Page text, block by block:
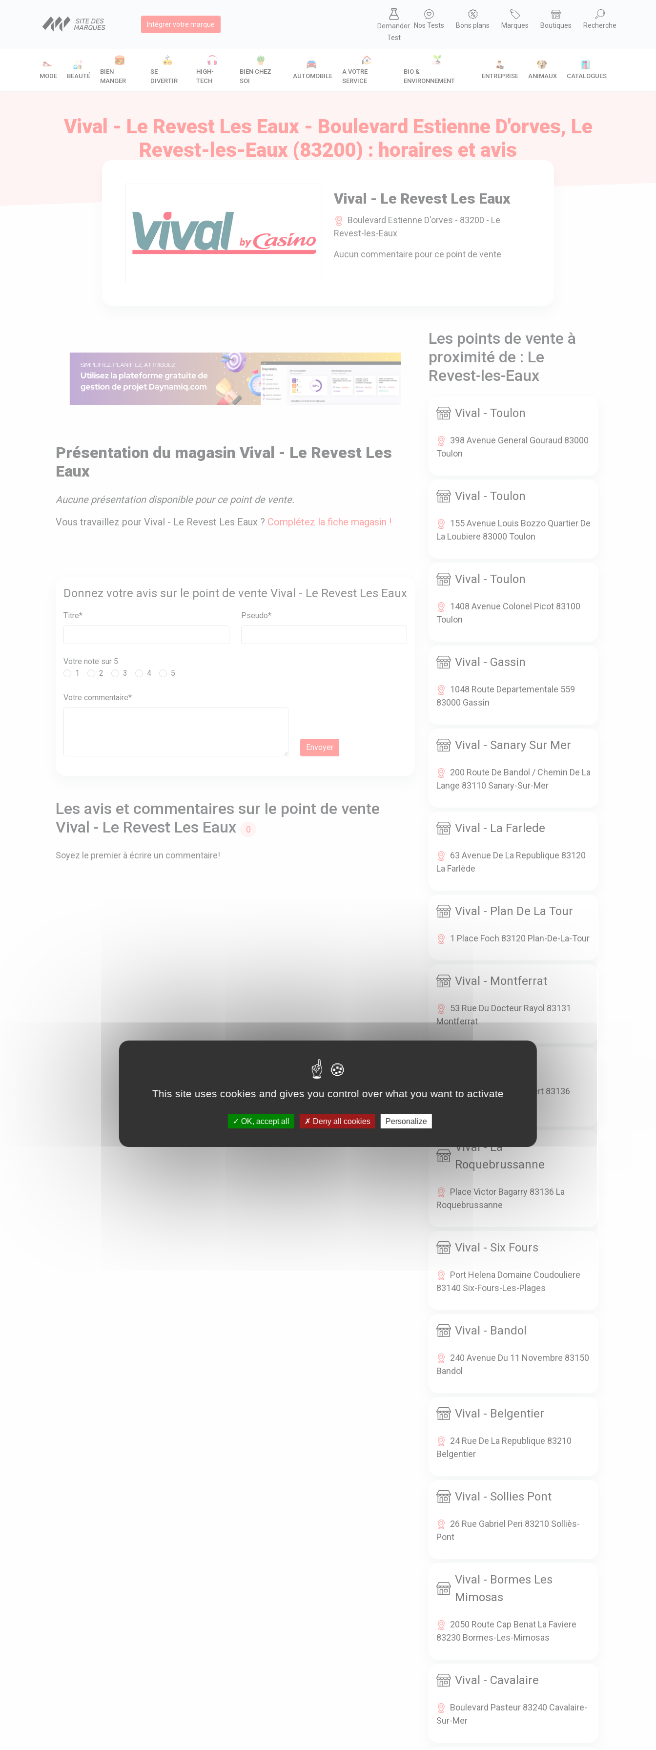
Intégrer votre marque
Demander
Test
Nos Tests Bons plans Marques Boutiques Recherche
MODE BEAUTÉ
BIEN
MANGER
SE
DIVERTIR
HIGH-
TECH
BIEN CHEZ
SOI
AUTOMOBILE
A VOTRE
SERVICE
BIO &
ENVIRONNEMENT
ENTREPRISE ANIMAUX CATALOGUES
Vival - Le Revest Les Eaux - Boulevard Estienne D'orves, Le
Revest-les-Eaux (83200) : horaires et avis
Vival - Le Revest Les Eaux
Boulevard Estienne D'orves - 83200 - Le
Revest-les-Eaux
Aucun commentaire pour ce point de vente
Présentation du magasin Vival - Le Revest Les
Eaux
Aucune présentation disponible pour ce point de vente.
Vous travaillez pour Vival - Le Revest Les Eaux ? Complétez la fiche magasin !
Donnez votre avis sur le point de vente Vival - Le Revest Les Eaux
Titre* Pseudo*
Votre note sur 5
1
2 3 4 5
Votre commentaire*
Les avis et commentaires sur le point de vente
Vival - Le Revest Les Eaux
0
Soyez le premier à écrire un commentaire!
Les points de vente à
proximité de : Le
Revest-les-Eaux
Vival - Toulon
398 Avenue General Gouraud 83000
Toulon
Vival - Toulon
155 Avenue Louis Bozzo Quartier De
La Loubiere 83000 Toulon
Vival - Toulon
1408 Avenue Colonel Picot 83100
Toulon
Vival - Gassin
1048 Route Departementale 559
83000 Gassin
Vival - Sanary Sur Mer
200 Route De Bandol / Chemin De La
Lange 83110 Sanary-Sur-Mer
Vival - La Farlede
63 Avenue De La Republique 83120
La Farlède
Vival - Plan De La Tour
1 Place Foch 83120 Plan-De-La-Tour
Vival - Montferrat
53 Rue Du Docteur Rayol 83131
Montferrat
36 Boulevard J. Audibert 83136
Vival - La
Roquebrussanne
Place Victor Bagarry 83136 La
Roquebrussanne
Vival - Six Fours
Port Helena Domaine Coudouliere
83140 Six-Fours-Les-Plages
Vival - Bandol
240 Avenue Du 11 Novembre 83150
Bandol
Vival - Belgentier
24 Rue De La Republique 83210
Belgentier
Vival - Sollies Pont
26 Rue Gabriel Peri 83210 Solliès-
Pont
Vival - Bormes Les
Mimosas
2050 Route Cap Benat La Faviere
83230 Bormes-Les-Mimosas
Vival - Cavalaire
Boulevard Pasteur 83240 Cavalaire-
Sur-Mer
This site uses cookies and gives you control over what you want to activate
OK, accept all Deny all cookies Personalize